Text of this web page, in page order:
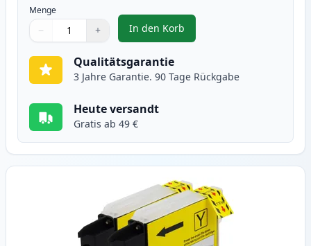
Menge
Verwenden Sie die Tasten, um anzupassen
− +
1
In den Korb
, 2 stück Brother LC980M
Qualitätsgarantie
3 Jahre Garantie. 90 Tage Rückgabe
Heute versandt
Gratis ab 49 €